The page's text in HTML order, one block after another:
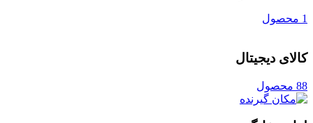
1 محصول
کالای دیجیتال
88 محصول